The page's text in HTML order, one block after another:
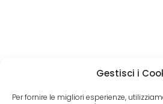
Gestisci i
Per fornire le migliori esperienze,